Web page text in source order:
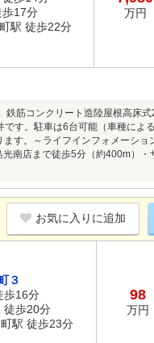
歩17分
駅 徒歩22分
万円
鉄筋コンクリート造陸屋根高床
す。駐車は6台可能（車種に
す。～ライフインフォメーシ
南店まで徒歩5分（約400m）
お気に入りに追加
３
歩16分
徒歩20分
駅 徒歩23分
98
万円